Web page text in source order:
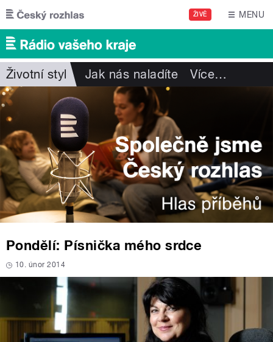
Přejít k hlavnímu obsahu
ŽIVĚ MENU
Životní styl Jak nás naladíte Více…
Pondělí: Písnička mého srdce
10. únor 2014